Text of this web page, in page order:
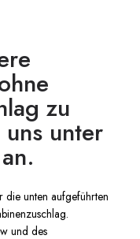
zu
unter
die unten aufgeführten
und des